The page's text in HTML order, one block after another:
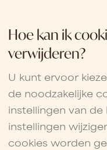
Hoe kan ik
verwijderen?
U kunt ervoor
de noodzakelijke
instellingen van
instellingen
cookies worden